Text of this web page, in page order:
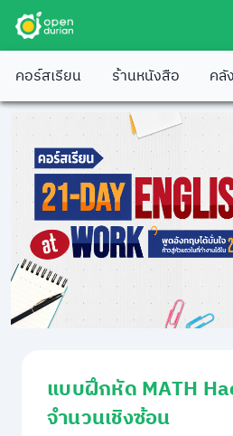
คอร์สเรียน ร้านหนังสือ คลั
แบบฝึกหัด MATH
จำนวนเชิงซ้อน